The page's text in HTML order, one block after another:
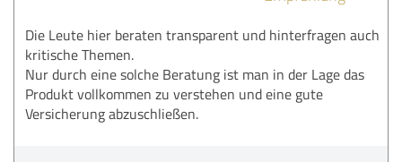
Die Leute hier beraten transparent und hinterfragen auch
kritische Themen.
Nur durch eine solche Beratung ist man in der Lage das
Produkt vollkommen zu verstehen und eine gute
Versicherung abzuschließen.